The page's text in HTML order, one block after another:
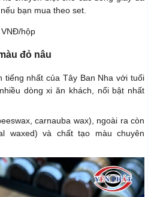
bạn mua theo set.
hộp
đỏ nâu
tiếng nhất của Tây Ban Nha với tuổi
dòng xi ăn khách, nổi bật nhất
carnauba wax), ngoài ra còn
waxed) và chất tạo màu chuyên